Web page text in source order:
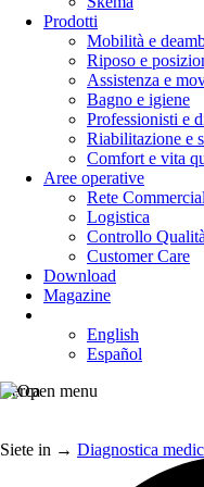
Prodotti
Mobilità e
Riposo e
Assistenza e
Bagno e igiene
Professionisti e
Riabilitazione e
Comfort e vita
Aree operative
Rete
Logistica
Controllo Qualità
Customer Care
Download
Magazine
English
Español
Cerca
Siete in → Diagnostica